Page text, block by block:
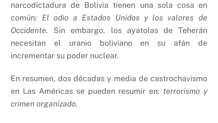
narcodictadura de Bolivia tienen una sola cosa en
común: El odio a Estados Unidos y los valores de
Occidente. Sin embargo, los ayatolas de Teherán
necesitan el uranio boliviano en su afán de
incrementar su poder nuclear.
En resumen, dos décadas y media de castrochavismo
en Las Américas se pueden resumir en: terrorismo y
crimen organizado.